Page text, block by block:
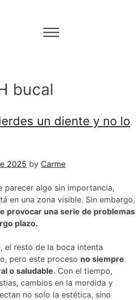
bucal
un diente y no lo
2025 by Carme
parecer algo sin importancia,
en una zona visible. Sin embargo,
provocar una serie de problemas
plazo.
el resto de la boca intenta
pero este proceso no siempre
o saludable. Con el tiempo,
cambios en la mordida y
no solo la estética, sino